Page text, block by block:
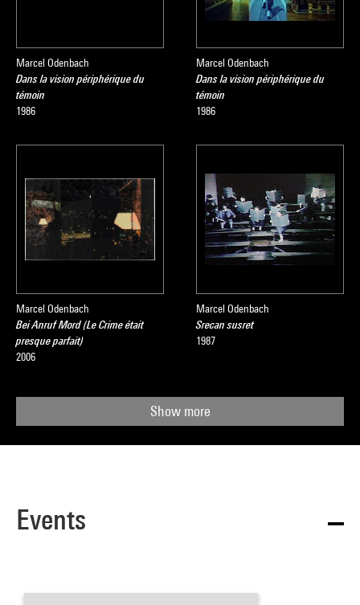
Marcel Odenbach
Dans la vision périphérique du
témoin
1986
Marcel Odenbach
Dans la vision périphérique du
témoin
1986
Marcel Odenbach
Bei Anruf Mord (Le Crime était
presque parfait)
2006
Marcel Odenbach
Srecan susret
1987
Show more
Events